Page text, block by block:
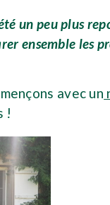
un peu plus
ensemble les
avec un
!